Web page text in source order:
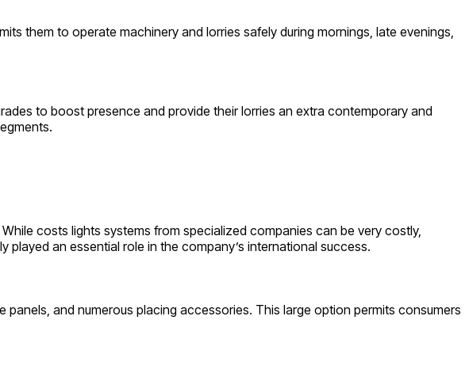
them to operate machinery and lorries safely during mornings, late evenings,
to boost presence and provide their lorries an extra contemporary and
costs lights systems from specialized companies can be very costly,
played an essential role in the company’s international success.
and numerous placing accessories. This large option permits consumers